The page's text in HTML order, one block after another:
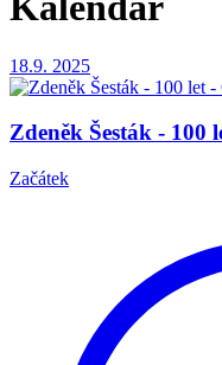
18.9. 2025
Zdeněk Šesták - 100
Začátek